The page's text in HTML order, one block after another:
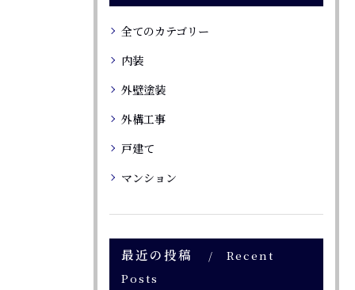
全てのカテゴリー
内装
外壁塗装
外構工事
戸建て
マンション
最近の投稿
Recent
Posts